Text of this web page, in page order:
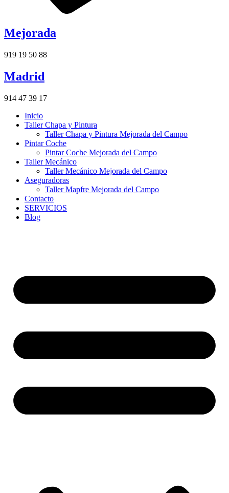
Mejorada
919 19 50 88
Madrid
914 47 39 17
Inicio
Taller Chapa y Pintura
Taller Chapa y Pintura Mejorada del Campo
Pintar Coche
Pintar Coche Mejorada del Campo
Taller Mecánico
Taller Mecánico Mejorada del Campo
Aseguradoras
Taller Mapfre Mejorada del Campo
Contacto
SERVICIOS
Blog